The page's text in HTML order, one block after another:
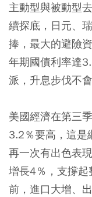
主動型與被動型
續探底，日元、
捧，最大的避險
年期國債利率達
派，升息步伐不
美國經濟在第三
3.2％要高，這是
再一次有出色表
增長4％，支撐起
前，進口大增、